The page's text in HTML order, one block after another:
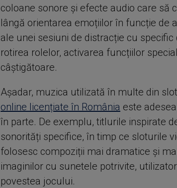
coloane sonore și efecte audio care să
lângă orientarea emoțiilor în funcție de
ale unei sesiuni de distracție cu
rotirea rolelor, activarea funcțiilor
câștigătoare.
Așadar, muzica utilizată în multe din
online licențiate în România este
în parte. De exemplu, titlurile inspirate
sonorități specifice, în timp ce sloturile
folosesc compoziții mai dramatice și
imaginilor cu sunetele potrivite,
povestea jocului.